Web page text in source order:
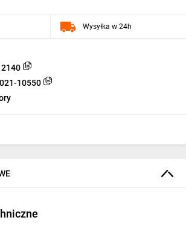
10550
Wysyłka w 24h